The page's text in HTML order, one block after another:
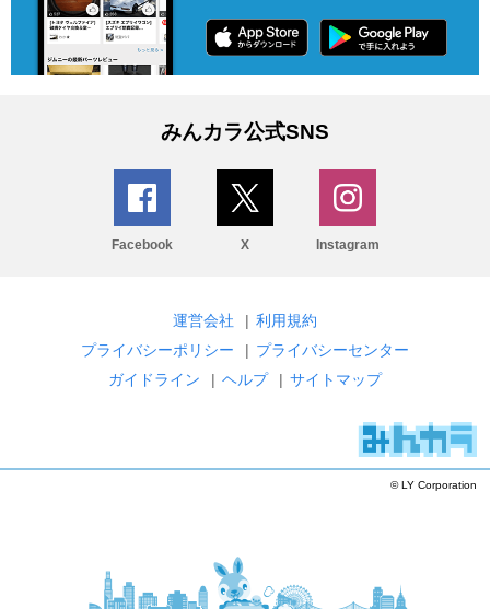
みんカラ公式SNS
Facebook X Instagram
運営会社 | 利用規約
プライバシーポリシー
| プライバシーセンター
ガイドライン
| ヘルプ | サイトマップ
© LY Corporation